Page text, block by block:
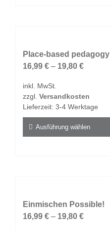
auf.
Die
können
auf
Produktseite
gewählt
Place-based pedagogy
16,99 € – 19,80 €
inkl. MwSt.
zzgl. Versandkosten
Lieferzeit: 3-4 Werktage
Ausführung wählen
auf.
Die
Einmischen Possible!
16,99 € – 19,80 €